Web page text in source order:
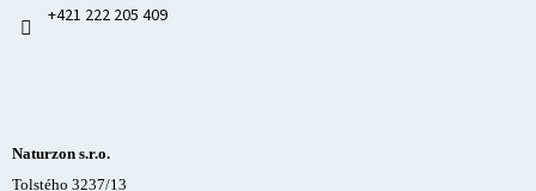
+421 222 205 409
Naturzon s.r.o.
Tolstého 3237/13